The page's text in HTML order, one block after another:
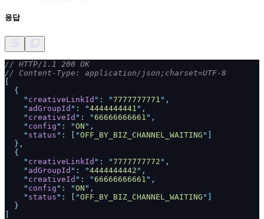
응답
// HTTP/1.1 200 OK
// Content-Type: application/json;charset=UTF-8
{
" creativeLinkId ": "7777777771 ",
" adGroupId ": "4444444441 ",
" creativeId ": "66666666661 ",
" config ": "ON ",
" status ": ["OFF_BY_BIZ_CHANNEL_WAITING "]
},
{
" creativeLinkId ": "7777777772 ",
" adGroupId ": "4444444442 ",
" creativeId ": "66666666661 ",
" config ": "ON ",
" status ": ["OFF_BY_BIZ_CHANNEL_WAITING "]
}